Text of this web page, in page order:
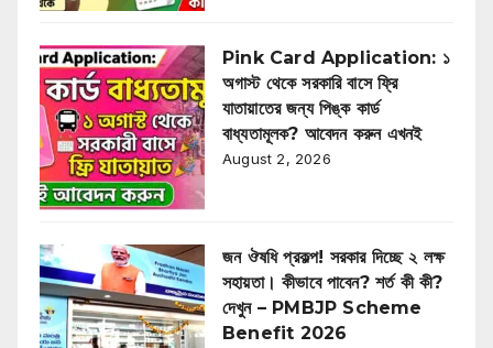
Pink Card Application: ১
অগাস্ট থেকে সরকারি বাসে ফ্রি
যাতায়াতের জন্য পিঙ্ক কার্ড
বাধ্যতামূলক? আবেদন করুন এখনই
August 2, 2026
জন ঔষধি প্রকল্প! সরকার দিচ্ছে ২ লক্ষ
সহায়তা। কীভাবে পাবেন? শর্ত কী কী?
দেখুন – PMBJP Scheme
Benefit 2026